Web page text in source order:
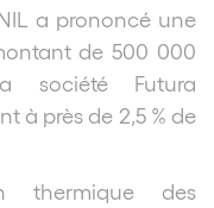
a prononcé une
de 500 000
société Futura
à près de 2,5 % de
thermique des